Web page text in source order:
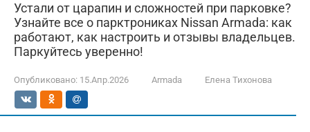
Устали от царапин и сложностей при парковке?
Узнайте все о парктрониках Nissan Armada: как
работают, как настроить и отзывы владельцев.
Паркуйтесь уверенно!
Опубликовано: 15.Апр.2026 Armada Елена Тихонова